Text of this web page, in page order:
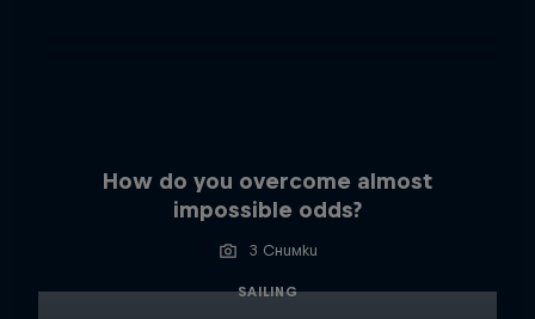
How do you overcome almost
impossible odds?
3 Снимки
SAILING